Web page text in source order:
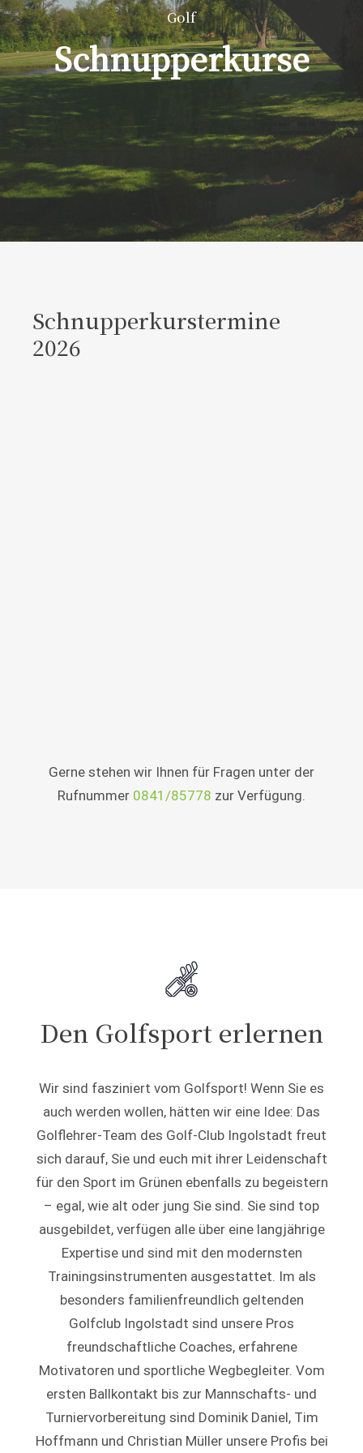
Golf
Schnupperkurse
Schnupperkurstermine
2026
Gerne stehen wir Ihnen für Fragen unter der
Rufnummer 0841/85778 zur Verfügung.
Den Golfsport erlernen
Wir sind fasziniert vom Golfsport! Wenn Sie es
auch werden wollen, hätten wir eine Idee: Das
Golflehrer-Team des Golf-Club Ingolstadt freut
sich darauf, Sie und euch mit ihrer Leidenschaft
für den Sport im Grünen ebenfalls zu begeistern
– egal, wie alt oder jung Sie sind. Sie sind top
ausgebildet, verfügen alle über eine langjährige
Expertise und sind mit den modernsten
Trainingsinstrumenten ausgestattet. Im als
besonders familienfreundlich geltenden
Golfclub Ingolstadt sind unsere Pros
freundschaftliche Coaches, erfahrene
Motivatoren und sportliche Wegbegleiter. Vom
ersten Ballkontakt bis zur Mannschafts- und
Turniervorbereitung sind Dominik Daniel, Tim
Hoffmann und Christian Müller unsere Profis bei